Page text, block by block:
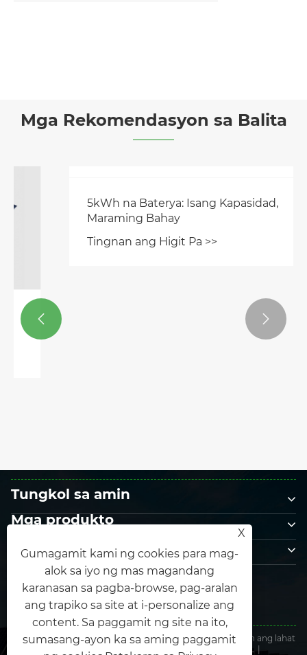
Mga Rekomendasyon sa Balita
5kWh na Baterya: Isang Kapasidad,
Maraming Bahay
Tingnan ang Higit Pa >>
 
Tungkol sa amin
Mga produkto
Makipag-ugnayan sa amin
SUNDAN MO KAMI
Copyright © 2025 Xiamen Honor Energy Co., Ltd. Nakalaan ang lahat
X
Gumagamit kami ng cookies para mag-
alok sa iyo ng mas magandang
karanasan sa pagba-browse, pag-aralan
ang trapiko sa site at i-personalize ang
content. Sa paggamit ng site na ito,
sumasang-ayon ka sa aming paggamit